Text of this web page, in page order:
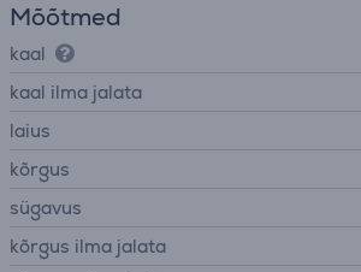
Mõõtmed
kaal
kaal ilma jalata
laius
kõrgus
sügavus
kõrgus ilma jalata